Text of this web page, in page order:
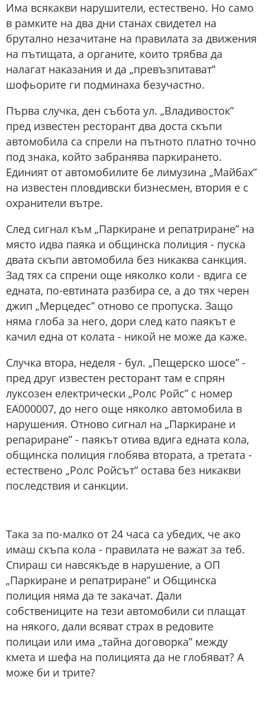
Има всякакви нарушители, естествено. Но само
в рамките на два дни станах свидетел на
брутално незачитане на правилата за движения
на пътищата, а органите, които трябва да
налагат наказания и да „превъзпитават”
шофьорите ги подминаха безучастно.
Първа случка, ден събота ул. „Владивосток”
пред известен ресторант два доста скъпи
автомобила са спрели на пътното платно точно
под знака, който забранява паркирането.
Единият от автомобилите бе лимузина „Майбах”
на известен пловдивски бизнесмен, втория е с
охранители вътре.
След сигнал към „Паркиране и репатриране” на
място идва паяка и общинска полиция - пуска
двата скъпи автомобила без никаква санкция.
Зад тях са спрени още няколко коли - вдига се
едната, по-евтината разбира се, а до тях черен
джип „Мерцедес” отново се пропуска. Защо
няма глоба за него, дори след като паякът е
качил една от колата - никой не може да каже.
Случка втора, неделя - бул. „Пещерско шосе” -
пред друг известен ресторант там е спрян
луксозен електрически „Ролс Ройс” с номер
ЕА000007, до него още няколко автомобила в
нарушения. Отново сигнал на „Паркиране и
репариране” - паякът отива вдига едната кола,
общинска полиция глобява втората, а третата -
естествено „Ролс Ройсът” остава без никакви
последствия и санкции.
Така за по-малко от 24 часа са убедих, че ако
имаш скъпа кола - правилата не важат за теб.
Спираш си навсякъде в нарушение, а ОП
„Паркиране и репатриране” и Общинска
полиция няма да те закачат. Дали
собствениците на тези автомобили си плащат
на някого, дали всяват страх в редовите
полицаи или има „тайна договорка” между
кмета и шефа на полицията да не глобяват? А
може би и трите?